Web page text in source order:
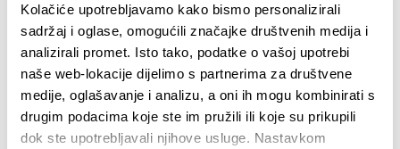
Kolačiće upotrebljavamo kako bismo personalizirali
sadržaj i oglase, omogućili značajke društvenih medija i
analizirali promet. Isto tako, podatke o vašoj upotrebi
naše web-lokacije dijelimo s partnerima za društvene
medije, oglašavanje i analizu, a oni ih mogu kombinirati s
drugim podacima koje ste im pružili ili koje su prikupili
dok ste upotrebljavali njihove usluge. Nastavkom
visitors:
Departures every 30 minutes from in front of
the Croatian National Theatre (HNK Split), from
6:00 PM to 1:00 AM
Departures every 15 minutes from the Lovrinac
parking area, where visitors can leave their cars
and continue to Žnjan by shuttle